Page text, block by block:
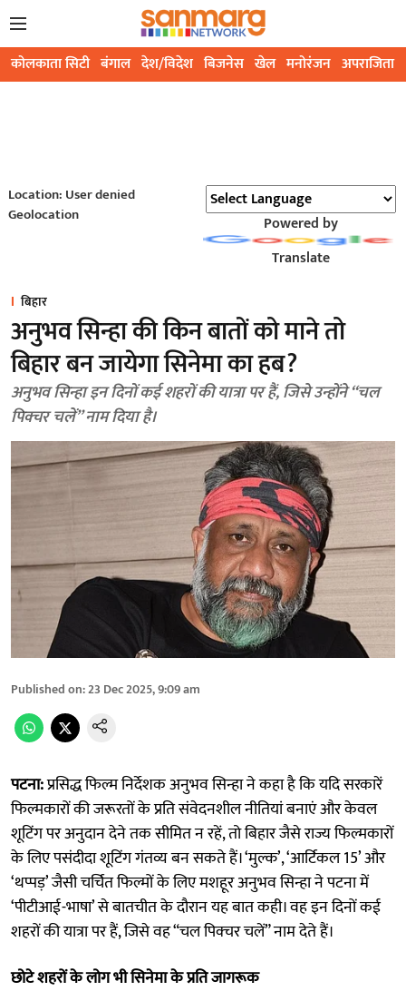
कोलकाता सिटी बंगाल देश/विदेश बिजनेस खेल मनोरंजन अपराजिता
Location: User denied
Geolocation
Powered by
Translate
बिहार
अनुभव सिन्हा की किन बातों को माने तो
बिहार बन जायेगा सिनेमा का हब?
अनुभव सिन्हा इन दिनों कई शहरों की यात्रा पर हैं, जिसे उन्होंने “चल
पिक्चर चलें” नाम दिया है।
Published on:23 Dec 2025, 9:09 am
पटना:प्रसिद्ध फिल्म निर्देशक अनुभव सिन्हा ने कहा है कि यदि सरकारें
फिल्मकारों की जरूरतों के प्रति संवेदनशील नीतियां बनाएं और केवल
शूटिंग पर अनुदान देने तक सीमित न रहें, तो बिहार जैसे राज्य फिल्मकारों
के लिए पसंदीदा शूटिंग गंतव्य बन सकते हैं। ‘मुल्क’, ‘आर्टिकल 15’ और
‘थप्पड़’ जैसी चर्चित फिल्मों के लिए मशहूर अनुभव सिन्हा ने पटना में
‘पीटीआई-भाषा’ से बातचीत के दौरान यह बात कही। वह इन दिनों कई
शहरों की यात्रा पर हैं, जिसे वह “चल पिक्चर चलें” नाम देते हैं।
छोटे शहरों के लोग भी सिनेमा के प्रति जागरूक